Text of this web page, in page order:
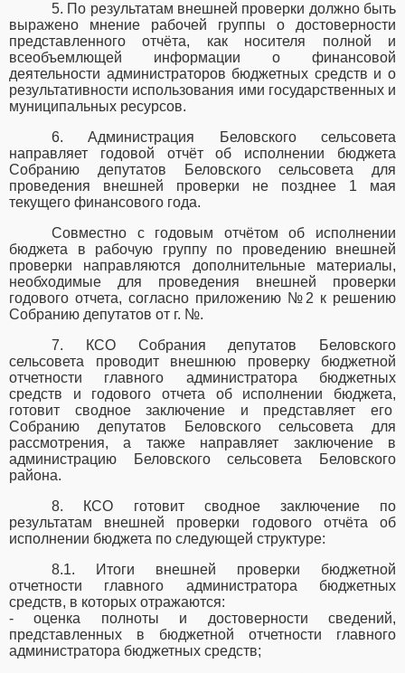
5. По результатам внешней проверки должно быть
выражено мнение рабочей группы о достоверности
представленного отчёта, как носителя полной и
всеобъемлющей информации о финансовой
деятельности администраторов бюджетных средств и о
результативности использования ими государственных и
муниципальных ресурсов.
6. Администрация Беловского сельсовета
направляет годовой отчёт об исполнении бюджета
Собранию депутатов Беловского сельсовета для
проведения внешней проверки не позднее 1 мая
текущего финансового года.
Совместно с годовым отчётом об исполнении
бюджета в рабочую группу по проведению внешней
проверки направляются дополнительные материалы,
необходимые для проведения внешней проверки
годового отчета, согласно приложению №2 к решению
Собранию депутатов от г. №.
7. КСО Собрания депутатов Беловского
сельсовета проводит внешнюю проверку бюджетной
отчетности главного администратора бюджетных
средств и годового отчета об исполнении бюджета,
готовит сводное заключение и представляет его
Собранию депутатов Беловского сельсовета для
рассмотрения, а также направляет заключение в
администрацию Беловского сельсовета Беловского
района.
8. КСО готовит сводное заключение по
результатам внешней проверки годового отчёта об
исполнении бюджета по следующей структуре:
8.1. Итоги внешней проверки бюджетной
отчетности главного администратора бюджетных
средств, в которых отражаются:
- оценка полноты и достоверности сведений,
представленных в бюджетной отчетности главного
администратора бюджетных средств;